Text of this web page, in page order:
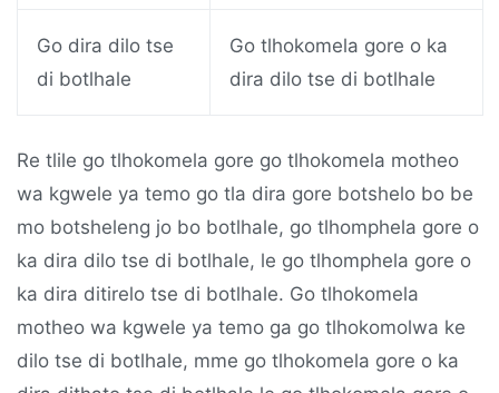
Go dira dilo tse
di botlhale
Go tlhokomela gore o ka
dira dilo tse di botlhale
Re tlile go tlhokomela gore go tlhokomela motheo
wa kgwele ya temo go tla dira gore botshelo bo be
mo botsheleng jo bo botlhale, go tlhomphela gore o
ka dira dilo tse di botlhale, le go tlhomphela gore o
ka dira ditirelo tse di botlhale. Go tlhokomela
motheo wa kgwele ya temo ga go tlhokomolwa ke
dilo tse di botlhale, mme go tlhokomela gore o ka